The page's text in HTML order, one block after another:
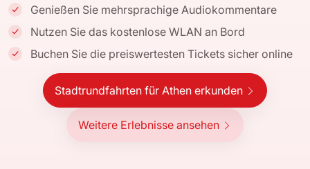
Genießen Sie mehrsprachige Audiokommentare
Nutzen Sie das kostenlose WLAN an Bord
Buchen Sie die preiswertesten Tickets sicher online
Stadtrundfahrten für Athen erkunden
Weitere Erlebnisse ansehen